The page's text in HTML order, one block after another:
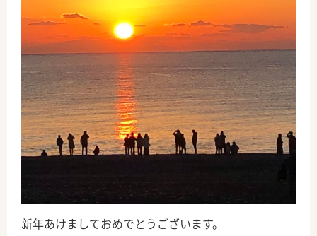
新年あけましておめでとうございます。